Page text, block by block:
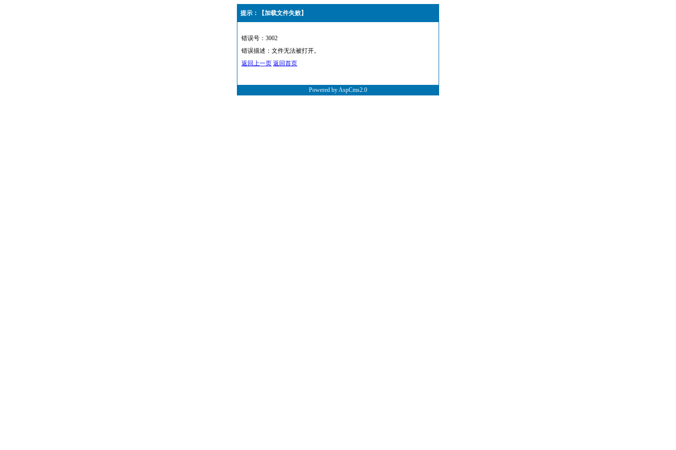
提示：【加载文件失败】
错误号：3002
错误描述：文件无法被打开。
返回上一页 返回首页
Powered by AspCms2.0